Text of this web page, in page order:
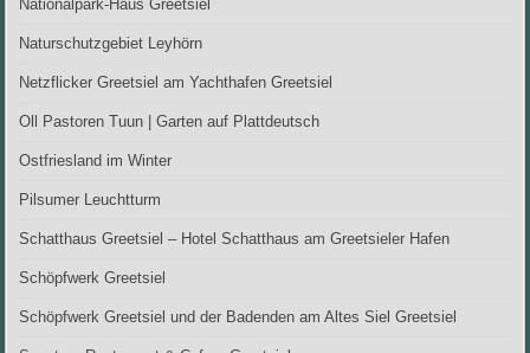
Nationalpark-Haus Greetsiel
Naturschutzgebiet Leyhörn
Netzflicker Greetsiel am Yachthafen Greetsiel
Oll Pastoren Tuun | Garten auf Plattdeutsch
Ostfriesland im Winter
Pilsumer Leuchtturm
Schatthaus Greetsiel – Hotel Schatthaus am Greetsieler Hafen
Schöpfwerk Greetsiel
Schöpfwerk Greetsiel und der Badenden am Altes Siel Greetsiel